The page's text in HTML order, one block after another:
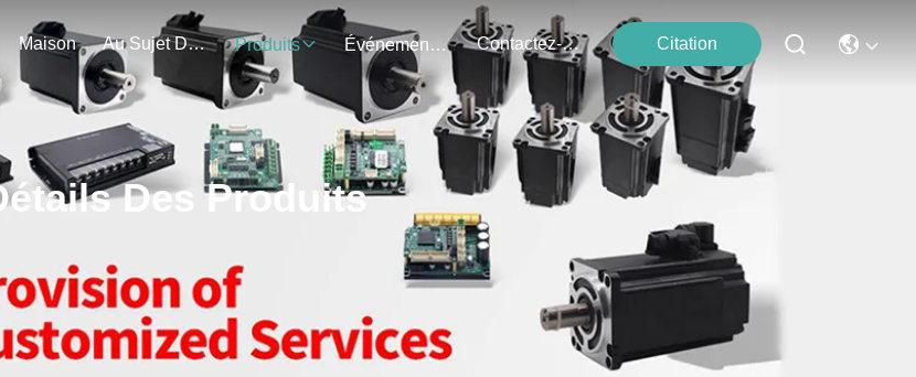
Maison Au Sujet De Nous Produits Événements Contactez-Nous Citation
Des Produits